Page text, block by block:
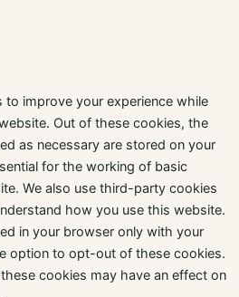
improve your experience while
Out of these cookies, the
as necessary are stored on your
for the working of basic
We also use third-party cookies
how you use this website.
in your browser only with your
option to opt-out of these cookies.
cookies may have an effect on